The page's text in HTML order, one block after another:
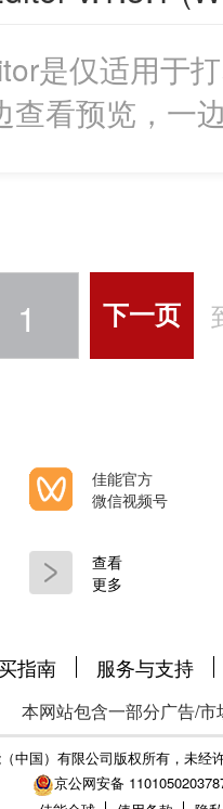
是仅适用于
查看预览，一
1 下一页
佳能官方
微信视频号
查看
更多
指南 服务与支持
本网站包含一部分广告/
中国）有限公司版权所有，未经
京公网安备